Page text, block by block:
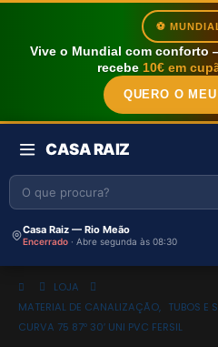
⚽
Vive o Mundial com conforto
recebe 10€ em
QUERO O
CASA RAIZ
Casa Raiz — Rio Meão
Encerrado · Abre segunda às 08:30
LOJA
MATERIAL DE CANALIZAÇÃO, TUBOS E
CURVA 75 87º 30′ UNI PVC FERSIL